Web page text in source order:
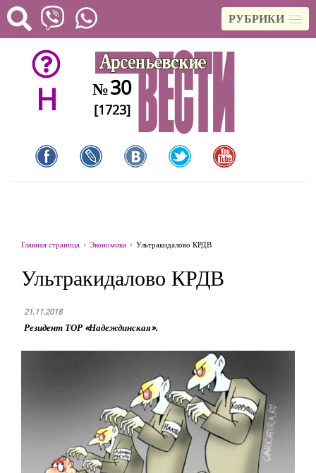
РУБРИКИ
H №30
[1723]
Главная страница Экономика Ультракидалово КРДВ
Ультракидалово КРДВ
21.11.2018
Резидент ТОР «Надеждинская».